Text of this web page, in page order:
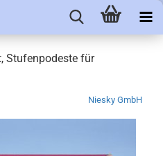
Stufenpodeste für
Niesky GmbH